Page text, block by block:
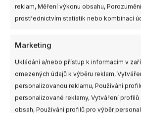
reklam, Měření výkonu obsahu,
prostřednictvím statistik nebo kombinací
Marketing
Ukládání a/nebo přístup k informacím v
omezených údajů k výběru reklam,
personalizovanou reklamu, Používání
personalizované reklamy, Vytváření
obsah, Používání profilů pro výběr